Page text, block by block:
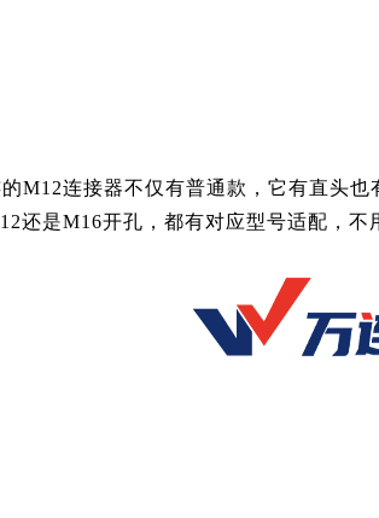
M12连接器不仅有普通款， 它有直头也
还是M16开孔，都有对应型号适配，不